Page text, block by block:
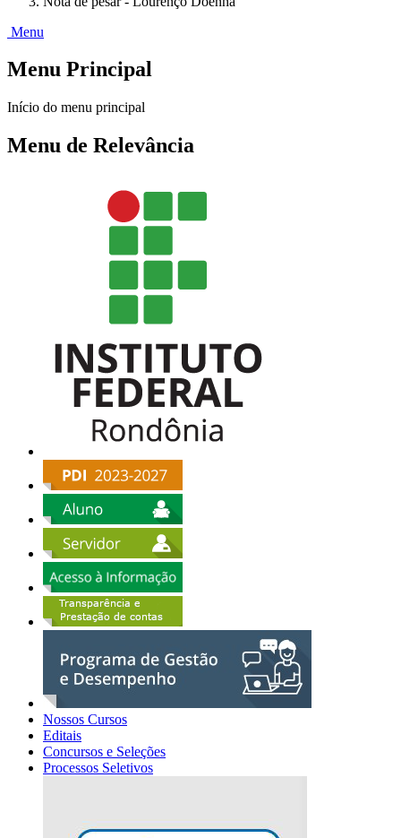
Menu
Menu Principal
Início do menu principal
Menu de Relevância
Nossos Cursos
Editais
Concursos e Seleções
Processos Seletivos